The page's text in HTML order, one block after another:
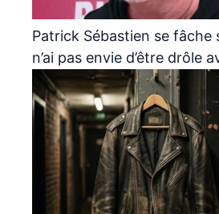
Patrick Sébastien se fâche
n’ai pas envie d’être drôle